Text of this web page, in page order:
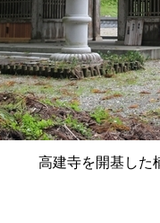
高建寺を開基した